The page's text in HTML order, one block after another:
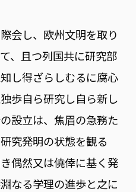
会し、欧州文明を取り
、且つ列国共に研究部
し得ざらしむるに腐心
歩自ら研究し自ら新し
設立は、焦眉の急務た
究発明の状態を観る
偶然又は僥倖に基く発
なる学理の進歩と之に